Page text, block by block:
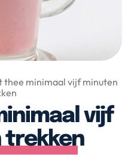
5
thee minimaal vijf minuten
vijf
trekken